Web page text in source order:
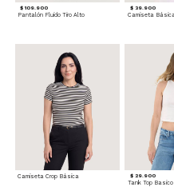
$ 109.900
Pantalón Fluido Tiro Alto
$ 39.900
Camiseta Crop Básica $ 29.900
Tank Top Basico